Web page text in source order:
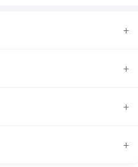
+
+
+
+